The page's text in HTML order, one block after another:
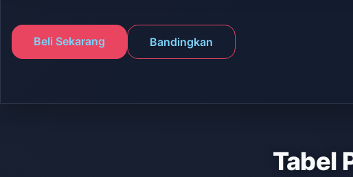
Beli Sekarang Bandingkan
Tabel